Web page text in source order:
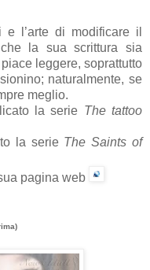
l’arte di modificare il
la sua scrittura sia
leggere, soprattutto
naturalmente, se
meglio.
la serie The tattoo
la serie The Saints of
pagina web